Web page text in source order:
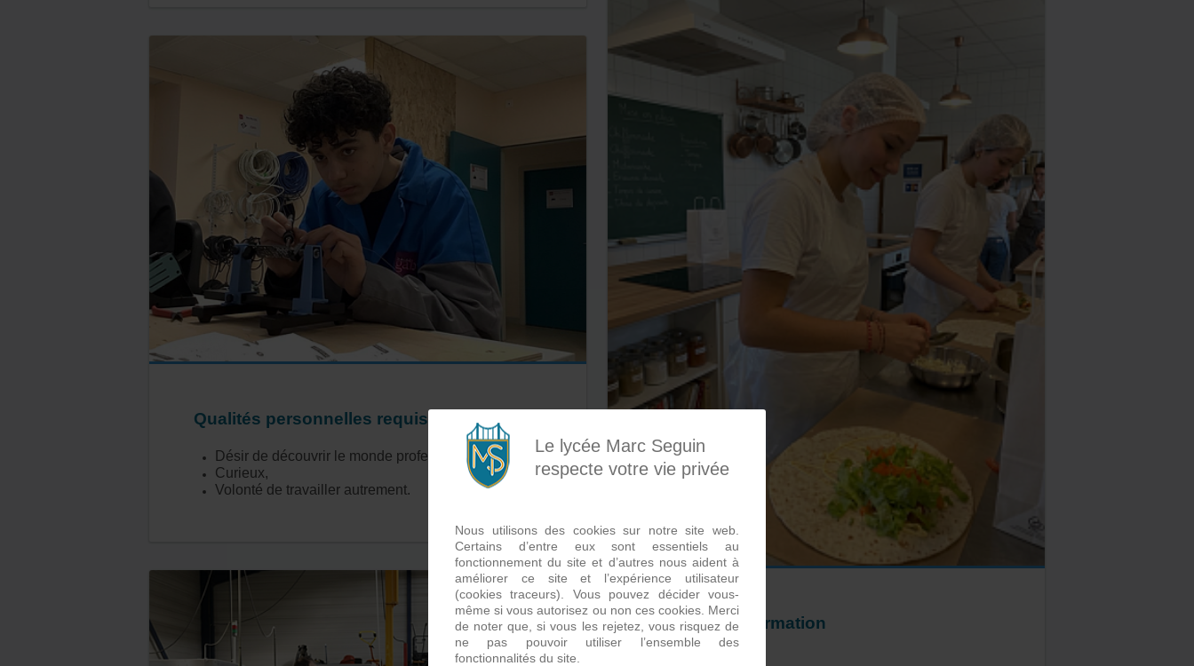
Qualités personnelles requises
Désir de découvrir le monde professionnel,
Curieux,
Volonté de travailler autrement.
Durée de la formation
Le lycée Marc Seguin
respecte votre vie privée
Nous utilisons des cookies sur notre site web.
Certains d’entre eux sont essentiels au
fonctionnement du site et d’autres nous aident à
améliorer ce site et l’expérience utilisateur
(cookies traceurs). Vous pouvez décider vous-
même si vous autorisez ou non ces cookies. Merci
de noter que, si vous les rejetez, vous risquez de
ne pas pouvoir utiliser l’ensemble des
fonctionnalités du site.